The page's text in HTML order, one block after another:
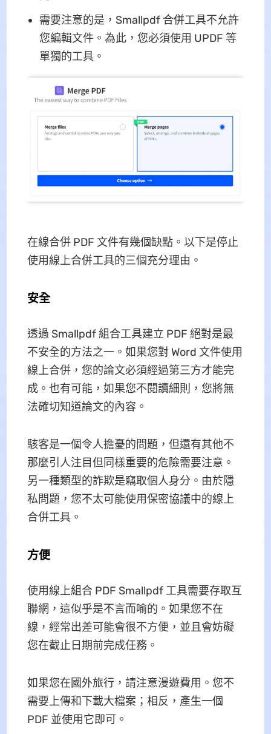
需要注意的是，Smallpdf 合併工具不允許
您編輯文件。為此，您必須使用 UPDF 等
單獨的工具。
在線合併 PDF 文件有幾個缺點。以下是停止
使用線上合併工具的三個充分理由。
安全
透過 Smallpdf 組合工具建立 PDF 絕對是最
不安全的方法之一。如果您對 Word 文件使用
線上合併，您的論文必須經過第三方才能完
成。也有可能，如果您不閱讀細則，您將無
法確切知道論文的內容。
駭客是一個令人擔憂的問題，但還有其他不
那麼引人注目但同樣重要的危險需要注意。
另一種類型的詐欺是竊取個人身分。由於隱
私問題，您不太可能使用保密協議中的線上
合併工具。
方便
使用線上組合 PDF Smallpdf 工具需要存取互
聯網，這似乎是不言而喻的。如果您不在
線，經常出差可能會很不方便，並且會妨礙
您在截止日期前完成任務。
如果您在國外旅行，請注意漫遊費用。您不
需要上傳和下載大檔案；相反，產生一個
PDF 並使用它即可。